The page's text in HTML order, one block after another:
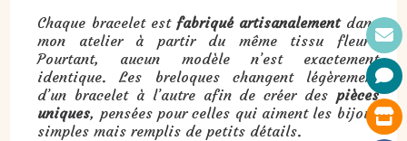
Chaque bracelet est fabriqué artisanalementdans
mon atelier à partir du même tissu fleuri.
Pourtant, aucun modèle n’est exactement
identique. Les breloques changent légèrement
d’un bracelet à l’autre afin de créer des pièces
uniques, pensées pour celles qui aiment les bijoux
simples mais remplis de petits détails.